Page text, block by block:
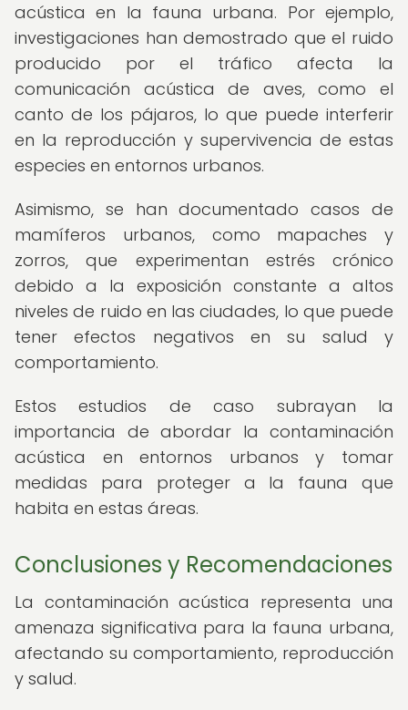
acústica en la fauna urbana. Por ejemplo,
investigaciones han demostrado que el ruido
producido por el tráfico afecta la
comunicación acústica de aves, como el
canto de los pájaros, lo que puede interferir
en la reproducción y supervivencia de estas
especies en entornos urbanos.
Asimismo, se han documentado casos de
mamíferos urbanos, como mapaches y
zorros, que experimentan estrés crónico
debido a la exposición constante a altos
niveles de ruido en las ciudades, lo que puede
tener efectos negativos en su salud y
comportamiento.
Estos estudios de caso subrayan la
importancia de abordar la contaminación
acústica en entornos urbanos y tomar
medidas para proteger a la fauna que
habita en estas áreas.
Conclusiones y Recomendaciones
La contaminación acústica representa una
amenaza significativa para la fauna urbana,
afectando su comportamiento, reproducción
y salud.